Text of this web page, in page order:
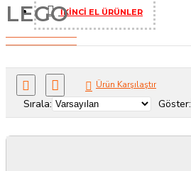
İKINCI EL ÜRÜNLER
LEGO
Ürün Karşılaştır
Sırala: Göster: